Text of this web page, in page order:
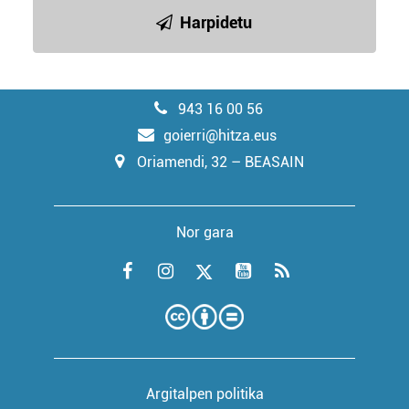
Harpidetu
943 16 00 56
goierri@hitza.eus
Oriamendi, 32 – BEASAIN
Nor gara
Argitalpen politika